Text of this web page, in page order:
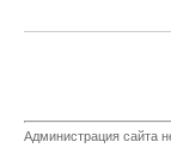
Администрация сайта